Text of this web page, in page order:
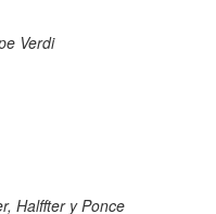
Verdi
Halffter y Ponce